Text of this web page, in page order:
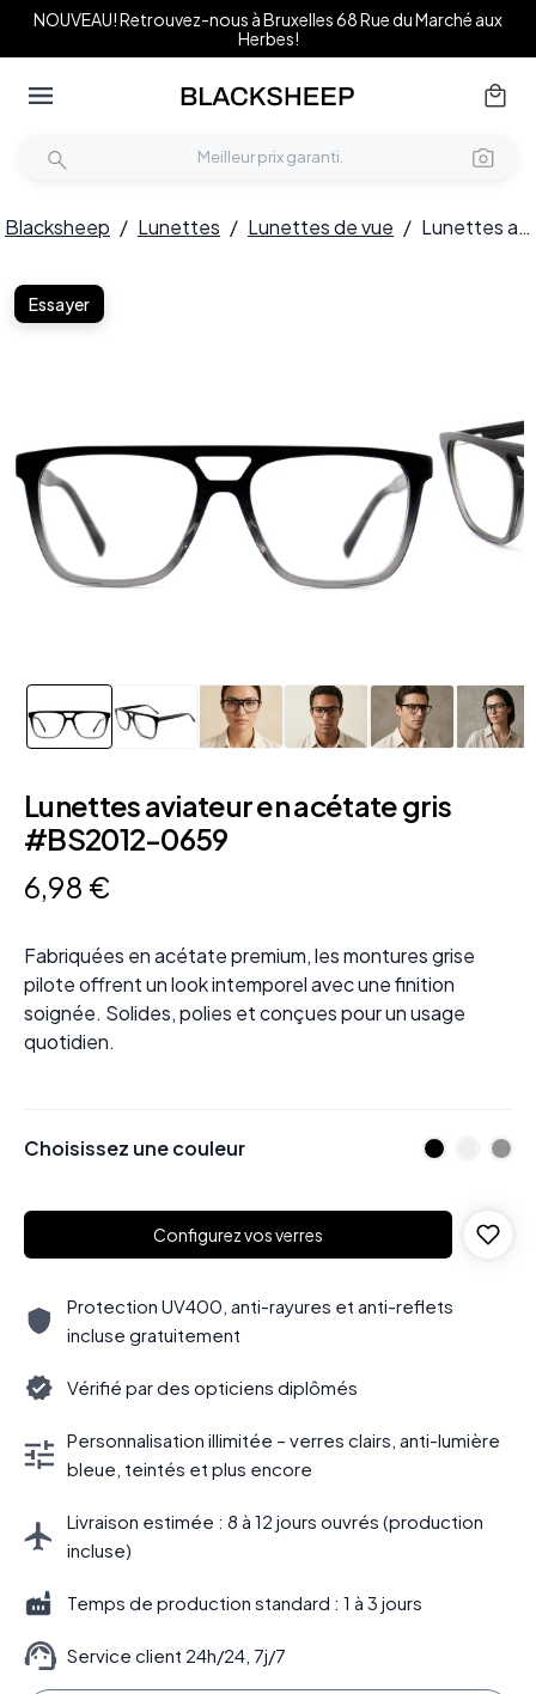
NOUVEAU! Retrouvez-nous à Bruxelles 68 Rue du Marché aux
Herbes!
Blacksheep / Lunettes / Lunettes de vue / Lunettes aviateur en acétate gris #BS2012-0659
Essayer
Lunettes aviateur en acétate gris
#BS2012-0659
6,98 €
Fabriquées en acétate premium, les montures grise
pilote offrent un look intemporel avec une finition
soignée. Solides, polies et conçues pour un usage
quotidien.
Choisissez une couleur
Configurez vos verres
Protection UV400, anti-rayures et anti-reflets
incluse gratuitement
Vérifié par des opticiens diplômés
Personnalisation illimitée – verres clairs, anti-lumière
bleue, teintés et plus encore
Livraison estimée : 8 à 12 jours ouvrés (production
incluse)
Temps de production standard : 1 à 3 jours
Service client 24h/24, 7j/7